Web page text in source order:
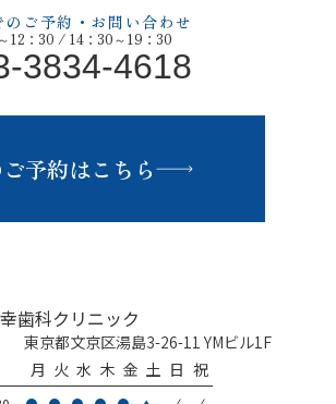
のご予約・お問い合わせ
12：30 / 14：30～19：30
3834-4618
予約はこちら
東京都文京区湯島3-26-11 YMビル1F
月 火 水 木 金 土 日 祝